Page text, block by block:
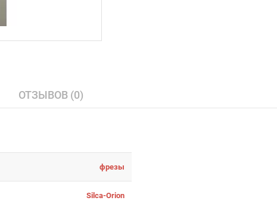
ОТЗЫВОВ (0)
фрезы
Silca-Orion